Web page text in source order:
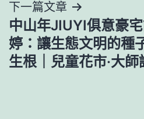
覽
下一篇文章
中山年JIUYI俱意豪
婷：讓生態文明的種
生根｜兒童花市·大師